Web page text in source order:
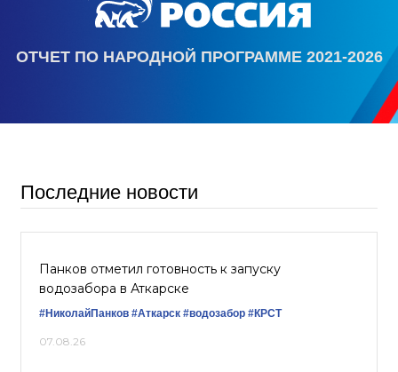
ОТЧЕТ ПО НАРОДНОЙ ПРОГРАММЕ 2021-2026
Последние новости
Панков отметил готовность к запуску
водозабора в Аткарске
#НиколайПанков #Аткарск #водозабор #КРСТ
07.08.26